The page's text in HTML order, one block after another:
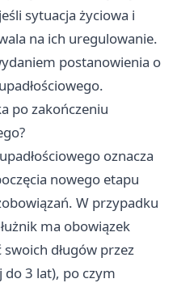
sytuacja życiowa i
na ich uregulowanie.
postanowienia o
po zakończeniu
oznacza
nowego etapu
W przypadku
ma obowiązek
długów przez
do 3 lat), po czym